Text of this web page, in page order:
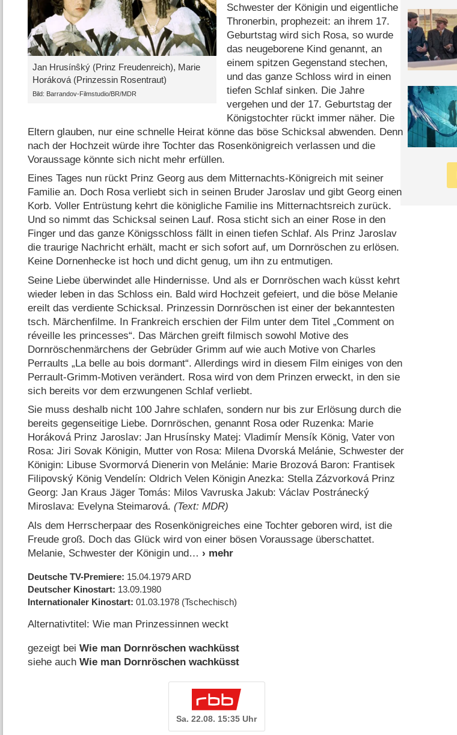
Jan Hrusínŝký (Prinz Freudenreich), Marie
Horáková (Prinzessin Rosentraut)
Bild: Barrandov-Filmstudio/​BR/​MDR
Schwester der Königin und eigentliche
Thronerbin, prophezeit: an ihrem 17.
Geburtstag wird sich Rosa, so wurde
das neugeborene Kind genannt, an
einem spitzen Gegenstand stechen,
und das ganze Schloss wird in einen
tiefen Schlaf sinken. Die Jahre
vergehen und der 17. Geburtstag der
Königstochter rückt immer näher. Die
Eltern glauben, nur eine schnelle Heirat könne das böse Schicksal abwenden. Denn
nach der Hochzeit würde ihre Tochter das Rosenkönigreich verlassen und die
Voraussage könnte sich nicht mehr erfüllen.
Eines Tages nun rückt Prinz Georg aus dem Mitternachts-Königreich mit seiner
Familie an. Doch Rosa verliebt sich in seinen Bruder Jaroslav und gibt Georg einen
Korb. Voller Entrüstung kehrt die königliche Familie ins Mitternachtsreich zurück.
Und so nimmt das Schicksal seinen Lauf. Rosa sticht sich an einer Rose in den
Finger und das ganze Königsschloss fällt in einen tiefen Schlaf. Als Prinz Jaroslav
die traurige Nachricht erhält, macht er sich sofort auf, um Dornröschen zu erlösen.
Keine Dornenhecke ist hoch und dicht genug, um ihn zu entmutigen.
Seine Liebe überwindet alle Hindernisse. Und als er Dornröschen wach küsst kehrt
wieder leben in das Schloss ein. Bald wird Hochzeit gefeiert, und die böse Melanie
ereilt das verdiente Schicksal. Prinzessin Dornröschen ist einer der bekanntesten
tsch. Märchenfilme. In Frankreich erschien der Film unter dem Titel „Comment on
réveille les princesses“. Das Märchen greift filmisch sowohl Motive des
Dornröschenmärchens der Gebrüder Grimm auf wie auch Motive von Charles
Perraults „La belle au bois dormant“. Allerdings wird in diesem Film einiges von den
Perrault-Grimm-Motiven verändert. Rosa wird von dem Prinzen erweckt, in den sie
sich bereits vor dem erzwungenen Schlaf verliebt.
Sie muss deshalb nicht 100 Jahre schlafen, sondern nur bis zur Erlösung durch die
bereits gegenseitige Liebe. Dornröschen, genannt Rosa oder Ruzenka: Marie
Horáková Prinz Jaroslav: Jan Hrusínsky Matej: Vladimír Mensík König, Vater von
Rosa: Jiri Sovak Königin, Mutter von Rosa: Milena Dvorská Melánie, Schwester der
Königin: Libuse Svormorvá Dienerin von Melánie: Marie Brozová Baron: Frantisek
Filipovský König Vendelín: Oldrich Velen Königin Anezka: Stella Zázvorková Prinz
Georg: Jan Kraus Jäger Tomás: Milos Vavruska Jakub: Václav Postránecký
Miroslava: Evelyna Steimarová.(Text: MDR)
Als dem Herrscherpaar des Rosenkönigreiches eine Tochter geboren wird, ist die
Freude groß. Doch das Glück wird von einer bösen Voraussage überschattet.
Melanie, Schwester der Königin und
Deutsche TV-Premiere 15.04.1979ARD
Deutscher Kinostart 13.09.1980
Internationaler Kinostart 01.03.1978 (Tschechisch)
Alternativtitel: Wie man Prinzessinnen weckt
gezeigt beiWie man Dornröschen wachküsst
siehe auchWie man Dornröschen wachküsst
Sa. 22.08. 15:35 Uhr